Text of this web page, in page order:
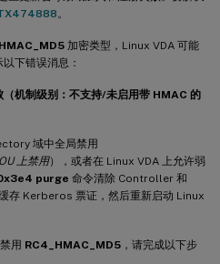
。
加密类型，Linux VDA 可能
下错误消息：
机制级别：不支持/未启用带 HMAC 的
域中全局禁用
上禁用），或者在 Linux VDA 上允许弱
purge 命令清除 Controller 和
存 Kerberos 票证，然后重新启动 Linux
用 RC4_HMAC_MD5 ，请完成以下步